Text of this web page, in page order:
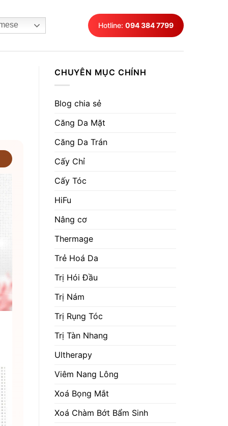
Hotline: 094 384 7799
CHUYÊN MỤC CHÍNH
Blog chia sẻ
Căng Da Mặt
Căng Da Trán
Cấy Chỉ
Cấy Tóc
HiFu
Nâng cơ
Thermage
Trẻ Hoá Da
Trị Hói Đầu
Trị Nám
Trị Rụng Tóc
Trị Tàn Nhang
Ultherapy
Viêm Nang Lông
Xoá Bọng Mắt
Xoá Chàm Bớt Bẩm Sinh